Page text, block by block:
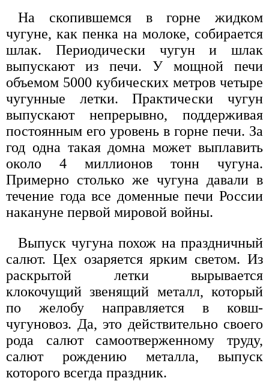
На скопившемся в горне жидком
чугуне, как пенка на молоке, собирается
шлак. Периодически чугун и шлак
выпускают из печи. У мощной печи
объемом 5000 кубических метров четыре
чугунные летки. Практически чугун
выпускают непрерывно, поддерживая
постоянным его уровень в горне печи. За
год одна такая домна может выплавить
около 4 миллионов тонн чугуна.
Примерно столько же чугуна давали в
течение года все доменные печи России
накануне первой мировой войны.
Выпуск чугуна похож на праздничный
салют. Цех озаряется ярким светом. Из
раскрытой летки вырывается
клокочущий звенящий металл, который
по желобу направляется в ковш-
чугуновоз. Да, это действительно своего
рода салют самоотверженному труду,
салют рождению металла, выпуск
которого всегда праздник.